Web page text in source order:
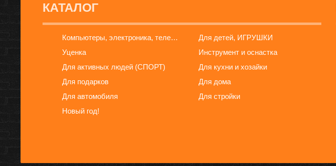
КАТАЛОГ
Компьютеры, электроника, телефоны
Для детей, ИГРУШКИ
Уценка
Инструмент и оснастка
Для активных людей (СПОРТ)
Для кухни и хозайки
Для подарков
Для дома
Для автомобиля
Для стройки
Новый год!